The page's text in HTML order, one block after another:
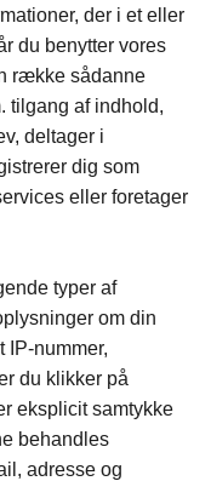
der i et eller
du benytter vores
række sådanne
tilgang af indhold,
deltager i
dig som
eller foretager
typer af
om din
IP-nummer,
du klikker på
eksplicit samtykke
behandles
adresse og